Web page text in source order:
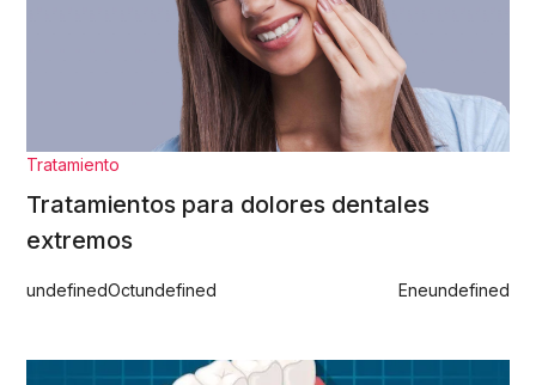
Tratamiento
Tratamientos para dolores dentales
extremos
undefinedOctundefined Eneundefined